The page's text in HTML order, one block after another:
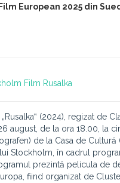
European 2025 din
Film Rusalka
„Rusalka‟ (2024), regizat de
august, de la ora 18.00, la
de la Casa de Cultură
Stockholm, în cadrul
prezintă pelicula de
fiind organizat de